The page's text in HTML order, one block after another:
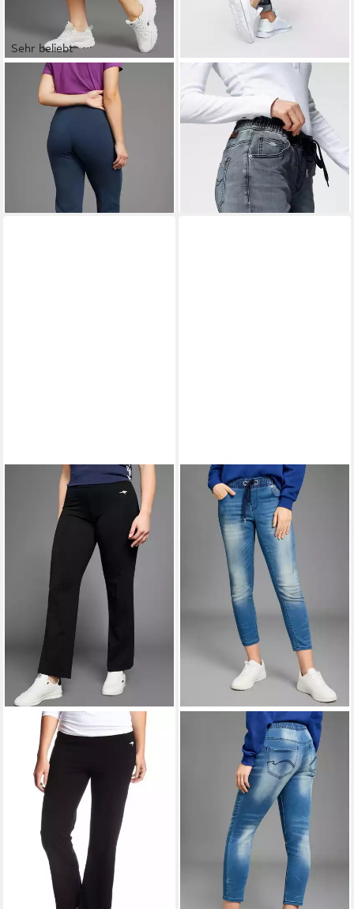
Sehr beliebt
KANGAROOSSporthose
Große Größen
ab 20,99 €
24,99 €
KANGAROOS
Jogg Pants
entspannte Passform
64,99 € UVP79,99 €
+1